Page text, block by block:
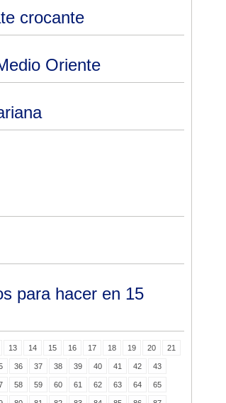
crocante
Oriente
para hacer en 15
13 14 15 16 17 18 19 20 21
36 37 38 39 40 41 42 43
58 59 60 61 62 63 64 65